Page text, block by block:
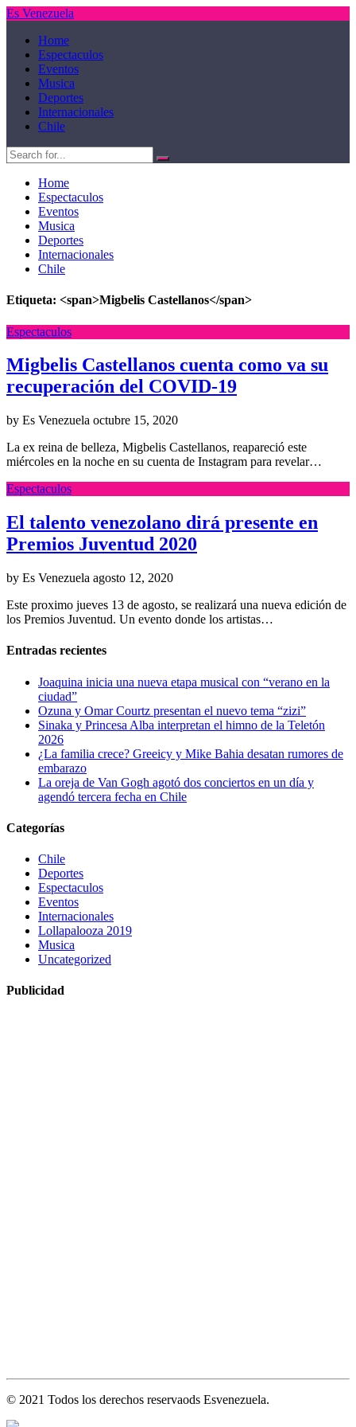
Es Venezuela
Home
Espectaculos
Eventos
Musica
Deportes
Internacionales
Chile
Home
Espectaculos
Eventos
Musica
Deportes
Internacionales
Chile
Etiqueta: <span>Migbelis Castellanos</span>
Espectaculos
Migbelis Castellanos cuenta como va su
recuperación del COVID-19
by Es Venezuela octubre 15, 2020
La ex reina de belleza, Migbelis Castellanos, reapareció este
miércoles en la noche en su cuenta de Instagram para revelar…
Espectaculos
El talento venezolano dirá presente en
Premios Juventud 2020
by Es Venezuela agosto 12, 2020
Este proximo jueves 13 de agosto, se realizará una nueva edición de
los Premios Juventud. Un evento donde los artistas…
Entradas recientes
Joaquina inicia una nueva etapa musical con “verano en la
ciudad”
Ozuna y Omar Courtz presentan el nuevo tema “zizi”
Sinaka y Princesa Alba interpretan el himno de la Teletón
2026
¿La familia crece? Greeicy y Mike Bahia desatan rumores de
embarazo
La oreja de Van Gogh agotó dos conciertos en un día y
agendó tercera fecha en Chile
Categorías
Chile
Deportes
Espectaculos
Eventos
Internacionales
Lollapalooza 2019
Musica
Uncategorized
Publicidad
© 2021 Todos los derechos reservaods Esvenezuela.